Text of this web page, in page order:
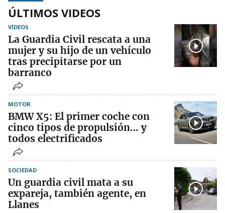
ÚLTIMOS VIDEOS
VÍDEOS
La Guardia Civil rescata a una
mujer y su hijo de un vehículo
tras precipitarse por un
barranco
MOTOR
BMW X5: El primer coche con
cinco tipos de propulsión… y
todos electrificados
SOCIEDAD
Un guardia civil mata a su
expareja, también agente, en
Llanes